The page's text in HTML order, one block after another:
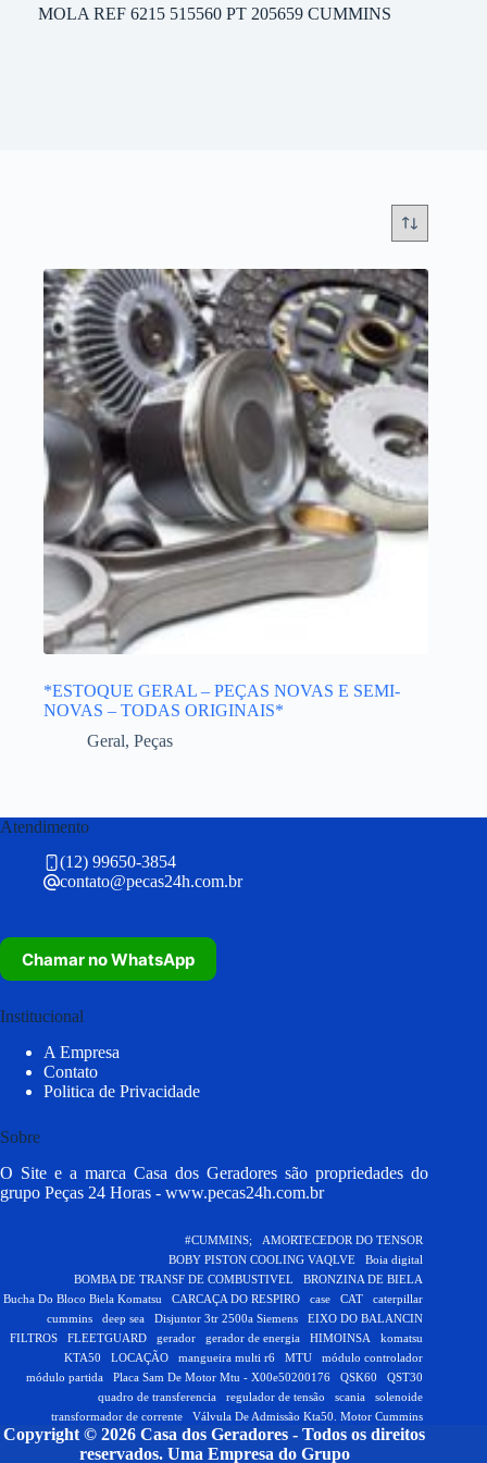
MOLA REF 6215 515560 PT 205659 CUMMINS
*ESTOQUE GERAL – PEÇAS NOVAS E SEMI-
NOVAS – TODAS ORIGINAIS*
Geral, Peças
Atendimento
(12) 99650-3854
contato@pecas24h.com.br
Chamar no WhatsApp
Institucional
A Empresa
Contato
Politica de Privacidade
Sobre
O Site e a marca Casa dos Geradores são propriedades do
grupo Peças 24 Horas - www.pecas24h.com.br
#CUMMINS;
AMORTECEDOR DO TENSOR
BOBY PISTON COOLING VAQLVE
Boia digital
BOMBA DE TRANSF DE COMBUSTIVEL
BRONZINA DE BIELA
Bucha Do Bloco Biela Komatsu
CARCAÇA DO RESPIRO case CAT
caterpillar
cummins
deep sea Disjuntor 3tr 2500a Siemens
EIXO DO BALANCIN
FILTROS
FLEETGUARD gerador gerador de energia HIMOINSA
komatsu
KTA50
LOCAÇÃO mangueira multi r6 MTU
módulo controlador
módulo partida
Placa Sam De Motor Mtu - X00e50200176 QSK60
QST30
quadro de transferencia
regulador de tensão scania
solenoide
transformador de corrente
Válvula De Admissão Kta50. Motor Cummins
Copyright © 2026 Casa dos Geradores - Todos os direitos
reservados. Uma Empresa do Grupo